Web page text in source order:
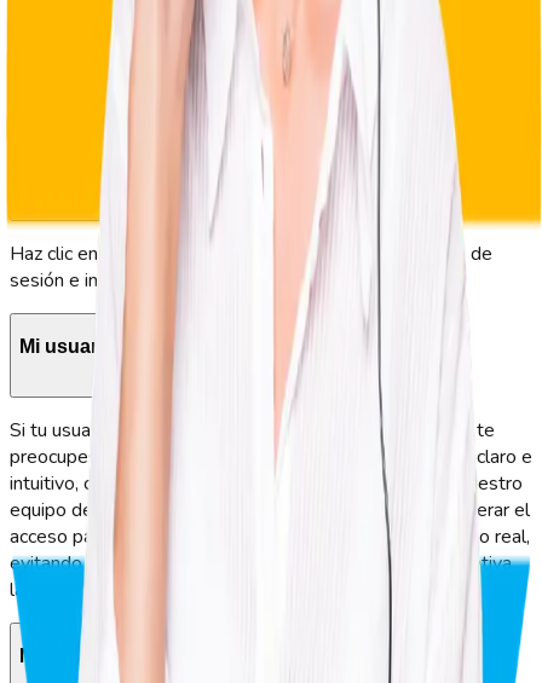
tu empresa.
Preguntas sobre ingreso a tu cuenta
Olvidé mi contraseña
Haz clic en ‘¿Olvidaste tu clave?’ en la pantalla de inicio de
sesión e ingresa tu correo
Mi usuario no funciona / dice que no existe
Si tu usuario no funciona o aparece como “no existe”, no te
preocupes. GeoVictoria ofrece un sistema de asistencia claro e
intuitivo, con acceso confiable para cada colaborador. Nuestro
equipo de soporte puede ayudarte rápidamente a recuperar el
acceso para que sigas registrando la asistencia en tiempo real,
evitando errores en la nómina y cumpliendo con la normativa
laboral.
Me aparece mensaje de usuario bloqueado